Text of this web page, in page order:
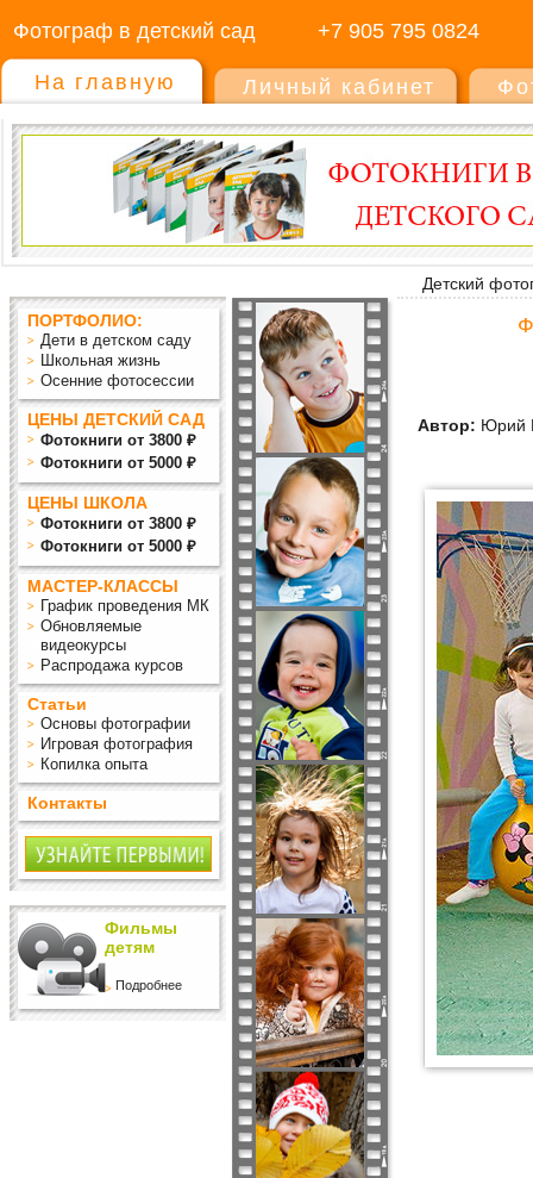
Фотограф в детский сад +7 905 795 0824
На главную Личный кабинет
Детский
ПОРТФОЛИО:
Дети в детском саду
Школьная жизнь
Осенние фотосессии
ЦЕНЫ ДЕТСКИЙ САД
Фотокниги от 3800 ₽
Фотокниги от 5000 ₽
ЦЕНЫ ШКОЛА
Фотокниги от 3800 ₽
Фотокниги от 5000 ₽
МАСТЕР-КЛАССЫ
График проведения МК
Обновляемые
видеокурсы
Распродажа курсов
Статьи
Основы фотографии
Игровая фотография
Копилка опыта
Контакты
Фильмы
детям
Подробнее
Автор: Юрий